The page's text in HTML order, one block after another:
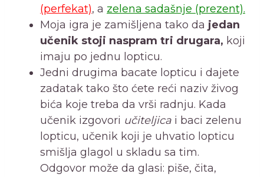
(perfekat), a zelena sadašnje (prezent).
Moja igra je zamišljena tako da jedan
učenik stoji naspram tri drugara, koji
imaju po jednu lopticu.
Jedni drugima bacate lopticu i dajete
zadatak tako što ćete reći naziv živog
bića koje treba da vrši radnju. Kada
učenik izgovori učiteljica i baci zelenu
lopticu, učenik koji je uhvatio lopticu
smišlja glagol u skladu sa tim.
Odgovor može da glasi: piše, čita,